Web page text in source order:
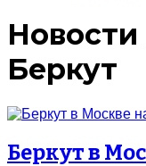
Беркут
Беркут в